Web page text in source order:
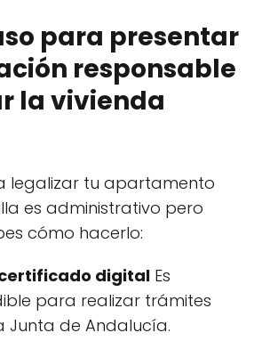
para presentar
responsable
la vivienda
legalizar tu apartamento
es administrativo pero
cómo hacerlo:
digital Es
para realizar trámites
Junta de Andalucía.